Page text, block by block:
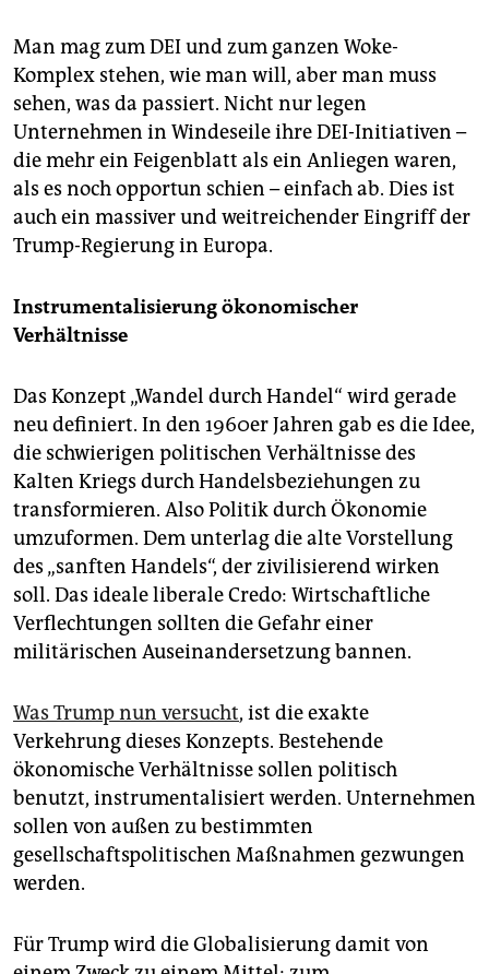
Man mag zum DEI und zum ganzen Woke-
Komplex stehen, wie man will, aber man muss
sehen, was da passiert. Nicht nur legen
Unternehmen in Windeseile ihre DEI-Initiativen –
die mehr ein Feigenblatt als ein Anliegen waren,
als es noch opportun schien – einfach ab. Dies ist
auch ein massiver und weitreichender Eingriff der
Trump-Regierung in Europa.
Instrumentalisierung ökonomischer
Verhältnisse
Das Konzept „Wandel durch Handel“ wird gerade
neu definiert. In den 1960er Jahren gab es die Idee,
die schwierigen politischen Verhältnisse des
Kalten Kriegs durch Handelsbeziehungen zu
transformieren. Also Politik durch Ökonomie
umzuformen. Dem unterlag die alte Vorstellung
des „sanften Handels“, der zivilisierend wirken
soll. Das ideale liberale Credo: Wirtschaftliche
Verflechtungen sollten die Gefahr einer
militärischen Auseinandersetzung bannen.
Was Trump nun versucht, ist die exakte
Verkehrung dieses Konzepts. Bestehende
ökonomische Verhältnisse sollen politisch
benutzt, instrumentalisiert werden. Unternehmen
sollen von außen zu bestimmten
gesellschaftspolitischen Maßnahmen gezwungen
werden.
Für Trump wird die Globalisierung damit von